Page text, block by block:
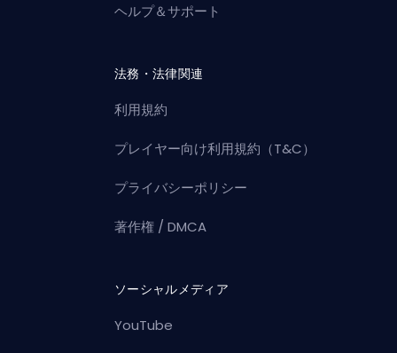
ヘルプ＆サポート
法務・法律関連
利用規約
プレイヤー向け利用規約（T&C）
プライバシーポリシー
著作権 / DMCA
ソーシャルメディア
YouTube